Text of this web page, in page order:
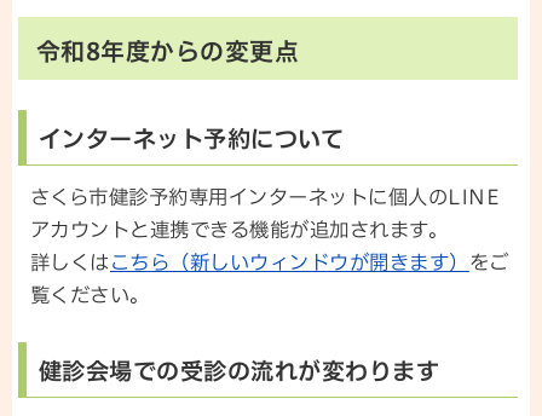
令和8年度からの変更点
インターネット予約について
さくら市健診予約専用インターネットに個人のLINE
アカウントと連携できる機能が追加されます。
詳しくは こちら（新しいウィンドウが開きます） をご
覧ください。
健診会場での受診の流れが変わります